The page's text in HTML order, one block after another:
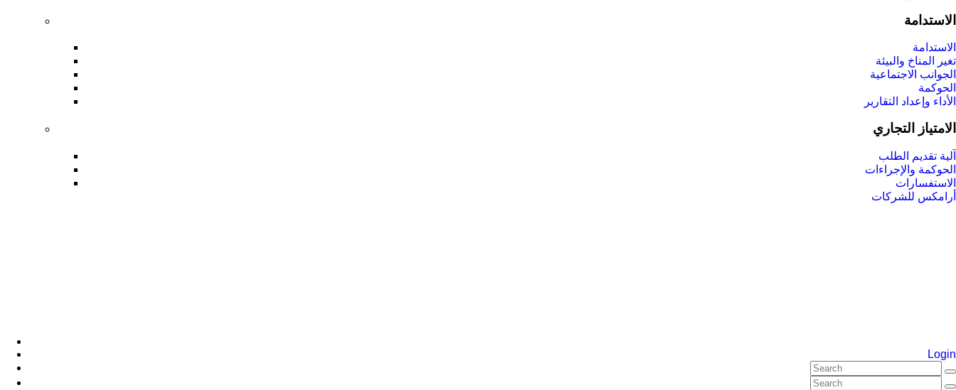
الاستدامة
الاستدامة
تغير المناخ والبيئة
الجوانب الاجتماعية
الحوكمة
الأداء وإعداد التقارير
الامتياز التجاري
آلية تقديم الطلب
الحوكمة والإجراءات
الاستفسارات
أرامكس للشركات
Login